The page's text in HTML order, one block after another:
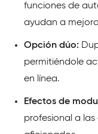
funciones de
ayudan a
Opción dúo:
permitiéndole
en línea.
Efectos de
profesional a